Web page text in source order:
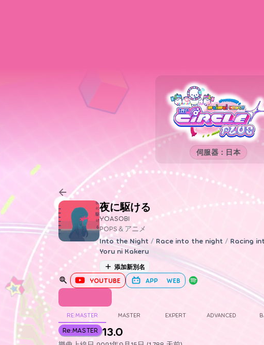
伺服器：日本
夜に駆ける
YOASOBI
POPS＆アニメ
Into the Night / Race into the night / Racing
Yoru ni Kakeru
添加新別名
YOUTUBE APP WEB
RE:MASTER MASTER EXPERT ADVANCED
Re:MASTER 13.0